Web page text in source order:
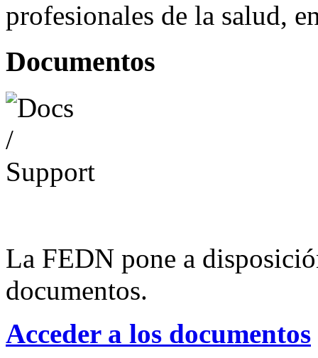
profesionales de la salud,
Documentos
La FEDN pone a
documentos.
Acceder a los documentos